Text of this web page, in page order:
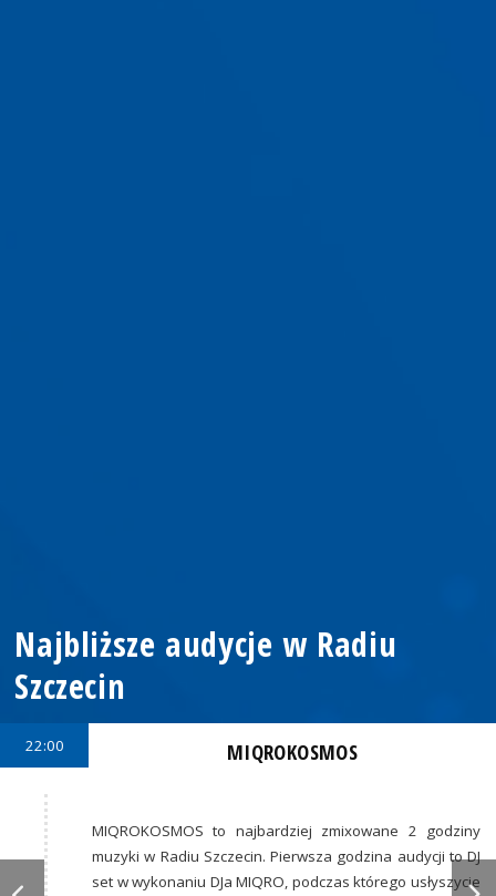
Najbliższe audycje w Radiu
Szczecin
22:00 MIQROKOSMOS
MIQROKOSMOS to najbardziej zmixowane 2 godziny
muzyki w Radiu Szczecin. Pierwsza godzina audycji to DJ
set w wykonaniu DJa MIQRO, podczas którego usłyszycie